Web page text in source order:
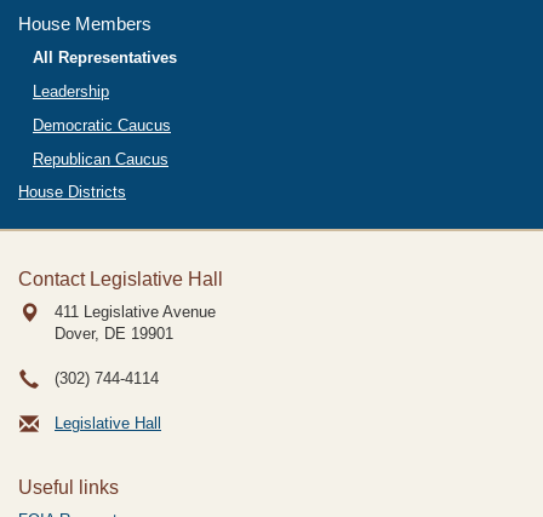
House Members
All Representatives
Leadership
Democratic Caucus
Republican Caucus
House Districts
Contact Legislative Hall
411 Legislative Avenue
Dover, DE 19901
(302) 744-4114
Legislative Hall
Useful links